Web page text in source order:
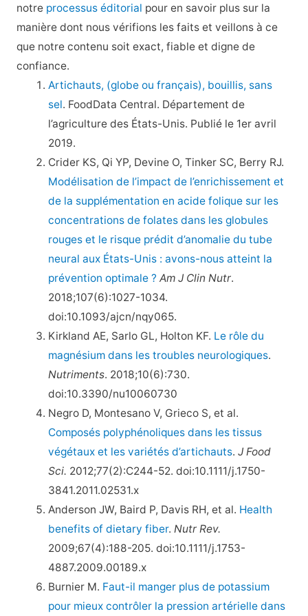
notre processus éditorial pour en savoir plus sur la
manière dont nous vérifions les faits et veillons à ce
que notre contenu soit exact, fiable et digne de
confiance.
Artichauts, (globe ou français), bouillis, sans
sel. FoodData Central. Département de
l’agriculture des États-Unis. Publié le 1er avril
2019.
Crider KS, Qi YP, Devine O, Tinker SC, Berry RJ.
Modélisation de l’impact de l’enrichissement et
de la supplémentation en acide folique sur les
concentrations de folates dans les globules
rouges et le risque prédit d’anomalie du tube
neural aux États-Unis : avons-nous atteint la
prévention optimale ? Am J Clin Nutr.
2018;107(6):1027-1034.
doi:10.1093/ajcn/nqy065.
Kirkland AE, Sarlo GL, Holton KF. Le rôle du
magnésium dans les troubles neurologiques.
Nutriments. 2018;10(6):730.
doi:10.3390/nu10060730
Negro D, Montesano V, Grieco S, et al.
Composés polyphénoliques dans les tissus
végétaux et les variétés d’artichauts.J Food
Sci. 2012;77(2):C244-52. doi:10.1111/j.1750-
3841.2011.02531.x
Anderson JW, Baird P, Davis RH, et al. Health
benefits of dietary fiber. Nutr Rev.
2009;67(4):188-205. doi:10.1111/j.1753-
4887.2009.00189.x
Burnier M. Faut-il manger plus de potassium
pour mieux contrôler la pression artérielle dans